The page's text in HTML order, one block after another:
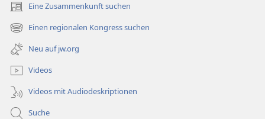
Eine Zusammenkunft suchen
(öffnet
neues
Fenster)
Einen regionalen Kongress suchen
(öffnet
neues
Fenster)
Neu auf jw.org
Videos
Videos mit Audiodeskriptionen
Suche